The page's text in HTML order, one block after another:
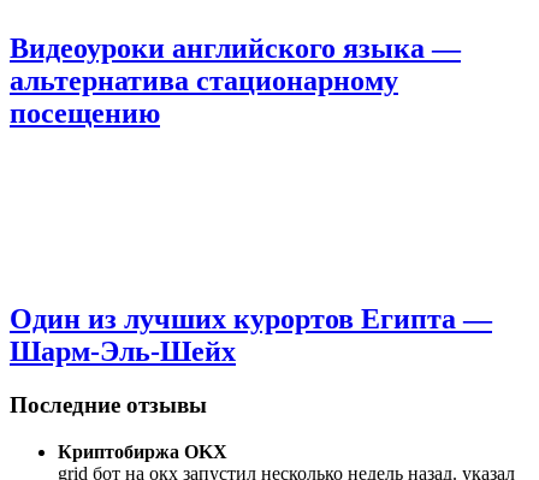
Видеоуроки английского языка —
альтернатива стационарному
посещению
Один из лучших курортов Египта —
Шарм-Эль-Шейх
Последние отзывы
Криптобиржа OKX
grid бот на окх запустил несколько недель назад. указал